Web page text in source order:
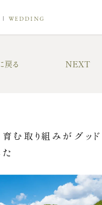
WEDDING
む取り組みがグッド
戻る NEXT